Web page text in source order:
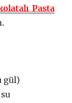
Pasta
gül)